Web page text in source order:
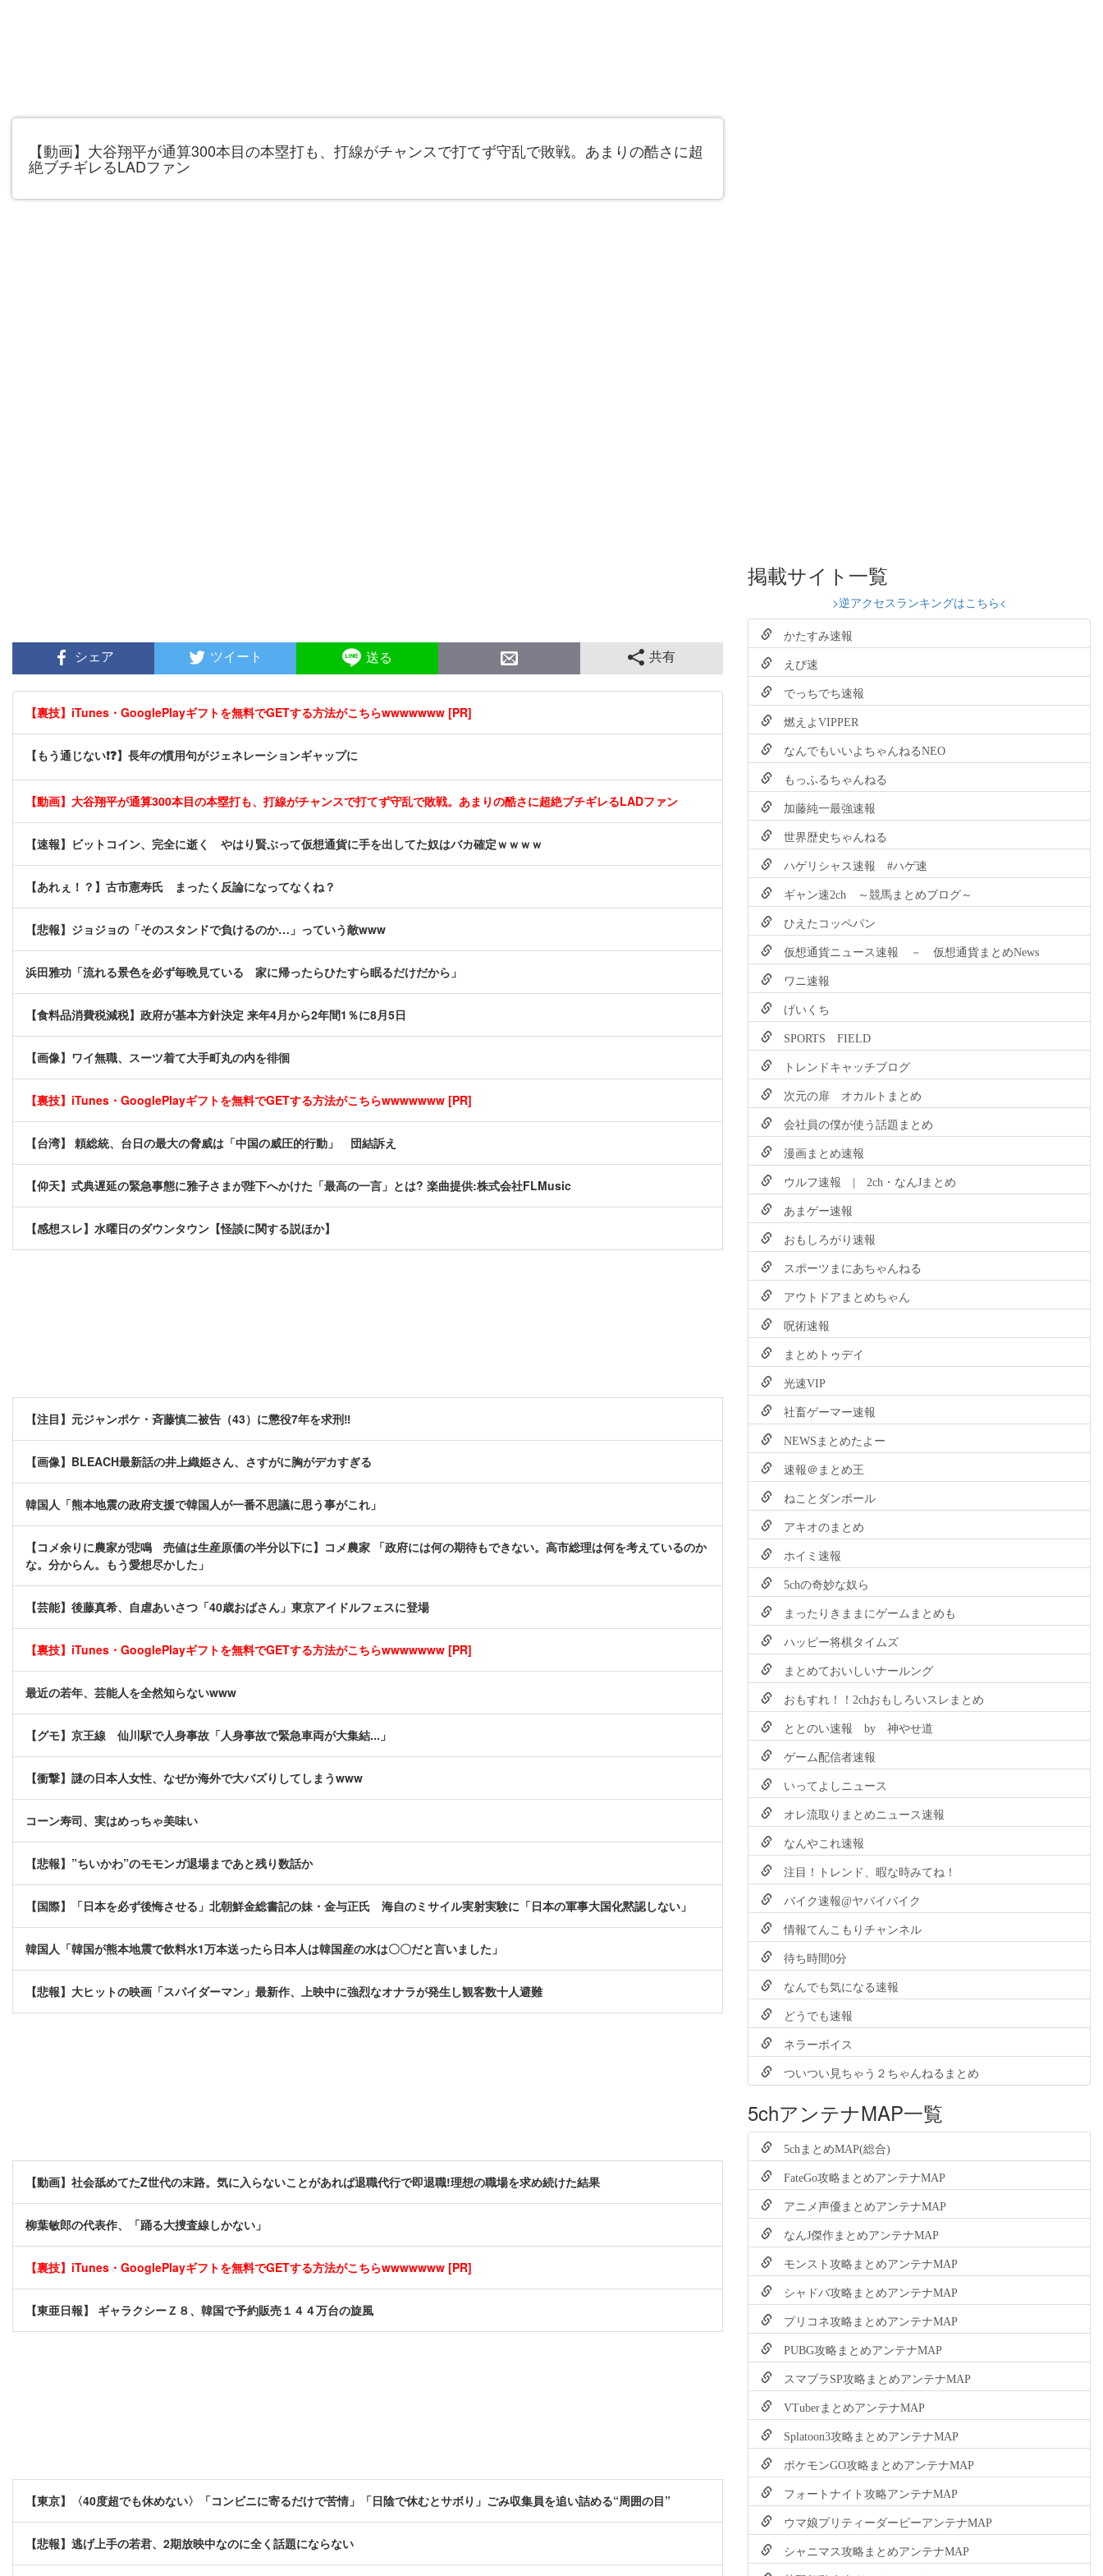
【動画】大谷翔平が通算300本目の本塁打も、打線がチャンスで打てず守乱で敗戦。あまりの酷さに超
絶ブチギレるLADファン
シェア ツイート 送る 共有
【裏技】iTunes・GooglePlayギフトを無料でGETする方法がこちらwwwwwww [PR]
【もう通じない❗❓】長年の慣用句がジェネレーションギャップに
【動画】大谷翔平が通算300本目の本塁打も、打線がチャンスで打てず守乱で敗戦。あまりの酷さに超絶ブチギレるLADファン
【速報】ビットコイン、完全に逝く やはり賢ぶって仮想通貨に手を出してた奴はバカ確定ｗｗｗｗ
【あれぇ！？】古市憲寿氏 まったく反論になってなくね？
【悲報】ジョジョの「そのスタンドで負けるのか…」っていう敵www
浜田雅功「流れる景色を必ず毎晩見ている 家に帰ったらひたすら眠るだけだから」
【食料品消費税減税】政府が基本方針決定 来年4月から2年間1％に8月5日
【画像】ワイ無職、スーツ着て大手町丸の内を徘徊
【裏技】iTunes・GooglePlayギフトを無料でGETする方法がこちらwwwwwww [PR]
【台湾】 頼総統、台日の最大の脅威は「中国の威圧的行動」 団結訴え
【仰天】式典遅延の緊急事態に雅子さまが陛下へかけた「最高の一言」とは? 楽曲提供:株式会社FLMusic
【感想スレ】水曜日のダウンタウン【怪談に関する説ほか】
【注目】元ジャンポケ・斉藤慎二被告（43）に懲役7年を求刑‼
【画像】BLEACH最新話の井上織姫さん、さすがに胸がデカすぎる
韓国人「熊本地震の政府支援で韓国人が一番不思議に思う事がこれ」
【コメ余りに農家が悲鳴 売値は生産原価の半分以下に】コメ農家 「政府には何の期待もできない。高市総理は何を考えているのか
な。分からん。もう愛想尽かした」
【芸能】後藤真希、自虐あいさつ「40歳おばさん」東京アイドルフェスに登場
【裏技】iTunes・GooglePlayギフトを無料でGETする方法がこちらwwwwwww [PR]
最近の若年、芸能人を全然知らないwww
【グモ】京王線 仙川駅で人身事故「人身事故で緊急車両が大集結...」
【衝撃】謎の日本人女性、なぜか海外で大バズりしてしまうwww
コーン寿司、実はめっちゃ美味い
【悲報】”ちいかわ”のモモンガ退場まであと残り数話か
【国際】「日本を必ず後悔させる」北朝鮮金総書記の妹・金与正氏 海自のミサイル実射実験に「日本の軍事大国化黙認しない」
韓国人「韓国が熊本地震で飲料水1万本送ったら日本人は韓国産の水は〇〇だと言いました」
【悲報】大ヒットの映画「スパイダーマン」最新作、上映中に強烈なオナラが発生し観客数十人避難
【動画】社会舐めてたZ世代の末路。気に入らないことがあれば退職代行で即退職!理想の職場を求め続けた結果
柳葉敏郎の代表作、「踊る大捜査線しかない」
【裏技】iTunes・GooglePlayギフトを無料でGETする方法がこちらwwwwwww [PR]
【東亜日報】 ギャラクシーＺ８、韓国で予約販売１４４万台の旋風
【東京】〈40度超でも休めない〉「コンビニに寄るだけで苦情」「日陰で休むとサボり」ごみ収集員を追い詰める“周囲の目”
【悲報】逃げ上手の若君、2期放映中なのに全く話題にならない
掲載サイト一覧
>逆アクセスランキングはこちら<
かたすみ速報
えび速
でっちでち速報
燃えよVIPPER
なんでもいいよちゃんねるNEO
もっふるちゃんねる
加藤純一最強速報
世界歴史ちゃんねる
ハゲリシャス速報 #ハゲ速
ギャン速2ch ～競馬まとめブログ～
ひえたコッペパン
仮想通貨ニュース速報 － 仮想通貨まとめNews
ワニ速報
げいくち
SPORTS FIELD
トレンドキャッチブログ
次元の扉 オカルトまとめ
会社員の僕が使う話題まとめ
漫画まとめ速報
ウルフ速報 | 2ch・なんJまとめ
あまゲー速報
おもしろがり速報
スポーツまにあちゃんねる
アウトドアまとめちゃん
呪術速報
まとめトゥデイ
光速VIP
社畜ゲーマー速報
NEWSまとめたよー
速報＠まとめ王
ねことダンボール
アキオのまとめ
ホイミ速報
5chの奇妙な奴ら
まったりきままにゲームまとめも
ハッピー将棋タイムズ
まとめておいしいナールング
おもすれ！！2chおもしろいスレまとめ
ととのい速報 by 神やせ道
ゲーム配信者速報
いってよしニュース
オレ流取りまとめニュース速報
なんやこれ速報
注目！トレンド、暇な時みてね！
バイク速報@ヤバイバイク
情報てんこもりチャンネル
待ち時間0分
なんでも気になる速報
どうでも速報
ネラーボイス
ついつい見ちゃう２ちゃんねるまとめ
5chアンテナMAP一覧
5chまとめMAP(総合)
FateGo攻略まとめアンテナMAP
アニメ声優まとめアンテナMAP
なんJ傑作まとめアンテナMAP
モンスト攻略まとめアンテナMAP
シャドバ攻略まとめアンテナMAP
プリコネ攻略まとめアンテナMAP
PUBG攻略まとめアンテナMAP
スマブラSP攻略まとめアンテナMAP
VTuberまとめアンテナMAP
Splatoon3攻略まとめアンテナMAP
ポケモンGO攻略まとめアンテナMAP
フォートナイト攻略アンテナMAP
ウマ娘プリティーダービーアンテナMAP
シャニマス攻略まとめアンテナMAP